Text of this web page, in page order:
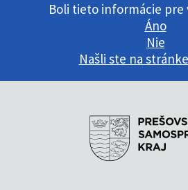
Boli tieto informácie pre
Áno
Nie
Našli ste na